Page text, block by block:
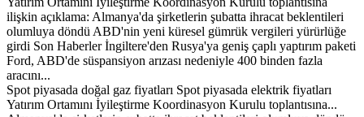
ilişkin açıklama: Almanya'da şirketlerin şubatta ihracat beklentileri
olumluya döndü ABD'nin yeni küresel gümrük vergileri yürürlüğe
girdi Son Haberler İngiltere'den Rusya'ya geniş çaplı yaptırım paketi
Ford, ABD'de süspansiyon arızası nedeniyle 400 binden fazla
aracını...
Spot piyasada doğal gaz fiyatları Spot piyasada elektrik fiyatları
Yatırım Ortamını İyileştirme Koordinasyon Kurulu toplantısına...